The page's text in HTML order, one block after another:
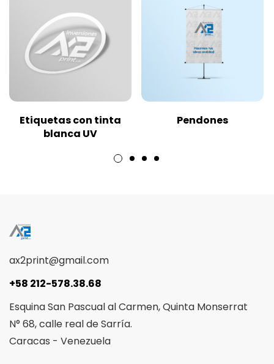
Etiquetas con tinta
blanca UV
Pendones
ax2print@gmail.com
+58 212-578.38.68
Esquina San Pascual al Carmen, Quinta Monserrat
N° 68, calle real de Sarría.
Caracas - Venezuela